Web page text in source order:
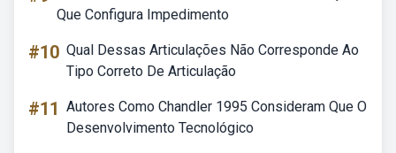
Que Configura Impedimento
#10 Qual Dessas Articulações Não Corresponde Ao
Tipo Correto De Articulação
#11 Autores Como Chandler 1995 Consideram Que O
Desenvolvimento Tecnológico